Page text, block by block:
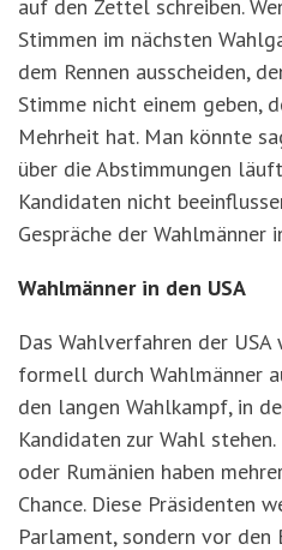
auf den Zettel schreiben.
Stimmen im nächsten
dem Rennen ausscheiden,
Stimme nicht einem geben,
Mehrheit hat. Man könnte
über die Abstimmungen
Kandidaten nicht
Gespräche der Wahlmänner
Wahlmänner in den USA
Das Wahlverfahren der
formell durch Wahlmänner
den langen Wahlkampf, in
Kandidaten zur Wahl
oder Rumänien haben
Chance. Diese Präsidenten
Parlament, sondern vor